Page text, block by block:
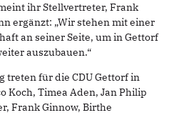
ihr Stellvertreter, Frank
ergänzt: „Wir stehen mit einer
an seiner Seite, um in Gettorf
auszubauen.“
treten für die CDU Gettorf in
Koch, Timea Aden, Jan Philip
Frank Ginnow, Birthe